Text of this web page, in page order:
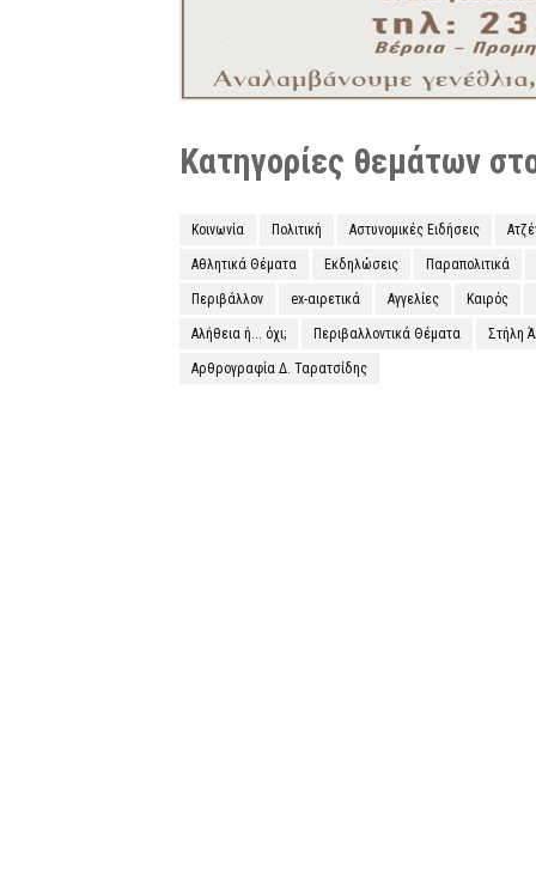
Κατηγορίες θεμάτων
Κοινωνία Πολιτική Αστυνομικές Ειδήσεις
Αθλητικά Θέματα Εκδηλώσεις Παραπολιτικά
Περιβάλλον ex-αιρετικά Αγγελίες Καιρός
Αλήθεια ή... όχι; Περιβαλλοντικά Θέματα Στήλη
Αρθρογραφία Δ. Ταρατσίδης